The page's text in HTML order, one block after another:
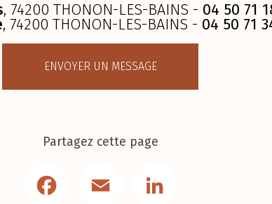
, 74200 THONON-LES-BAINS - 04 50 71
, 74200 THONON-LES-BAINS - 04 50 71
ENVOYER UN MESSAGE
Partagez cette page